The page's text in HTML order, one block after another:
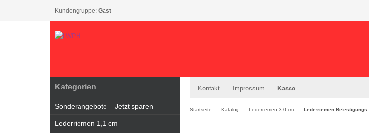
Kundengruppe: Gast
Kontakt Impressum Kasse
Startseite Katalog Lederriemen 3,0 cm Lederriemen
Kategorien
Sonderangebote – Jetzt sparen
Lederriemen 1,1 cm